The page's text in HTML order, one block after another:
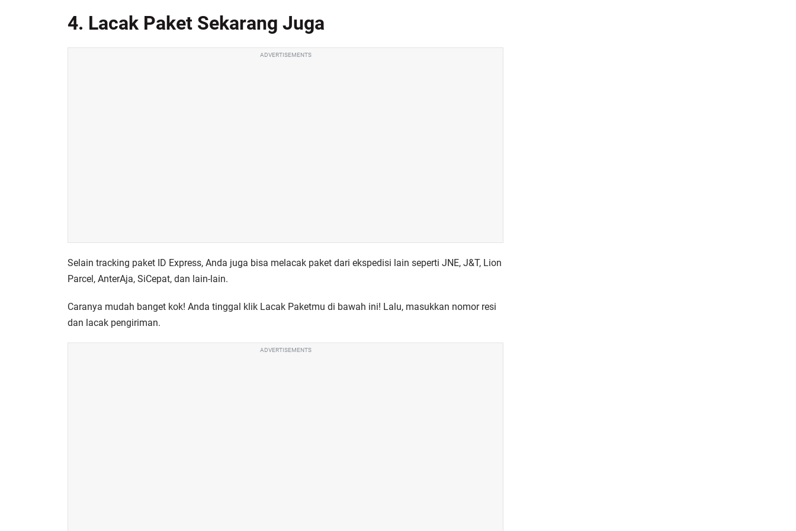
4. Lacak Paket Sekarang Juga
ADVERTISEMENTS
Selain tracking paket ID Express, Anda juga bisa melacak paket dari ekspedisi lain seperti JNE, J&T, Lion
Parcel, AnterAja, SiCepat, dan lain-lain.
Caranya mudah banget kok! Anda tinggal klik Lacak Paketmu di bawah ini! Lalu, masukkan nomor resi
dan lacak pengiriman.
ADVERTISEMENTS